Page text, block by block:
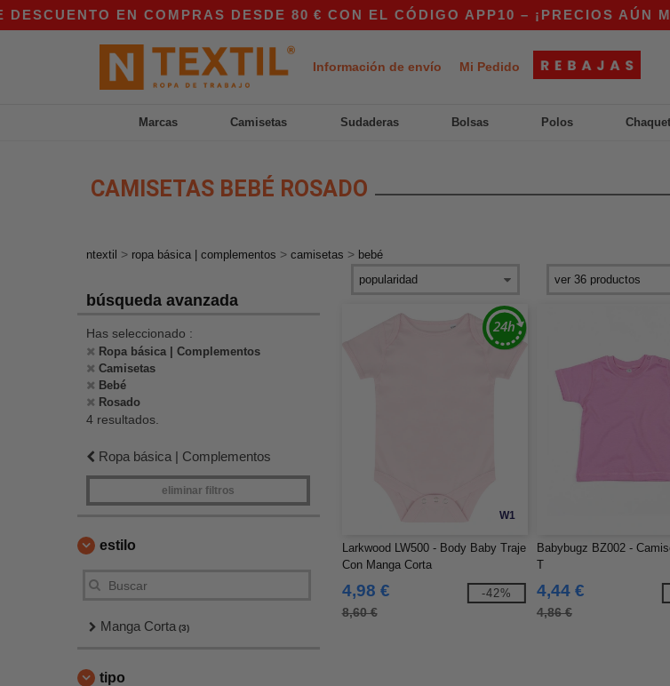
EN COMPRAS DESDE 80 € CON EL CÓDIGO APP10 – ¡PRECIOS AÚN
Información de envío Mi Pedido
Marcas Camisetas Sudaderas Bolsas Polos
CAMISETAS BEBÉ ROSADO
ntextil > ropa básica | complementos > camisetas > bebé
búsqueda avanzada
Has seleccionado :
Ropa básica | Complementos
Camisetas
Bebé
Rosado
4 resultados.
Ropa básica | Complementos
eliminar filtros
estilo
Manga Corta (3)
tipo
W1
Larkwood LW500 - Body Baby Traje
Con Manga Corta
4,98 €
8,60 €
-42%
Babybugz BZ002 -
T
4,44 €
4,86 €